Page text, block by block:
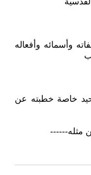
وأسمائه وأفعاله
خاصة خطبته عن
مثله------